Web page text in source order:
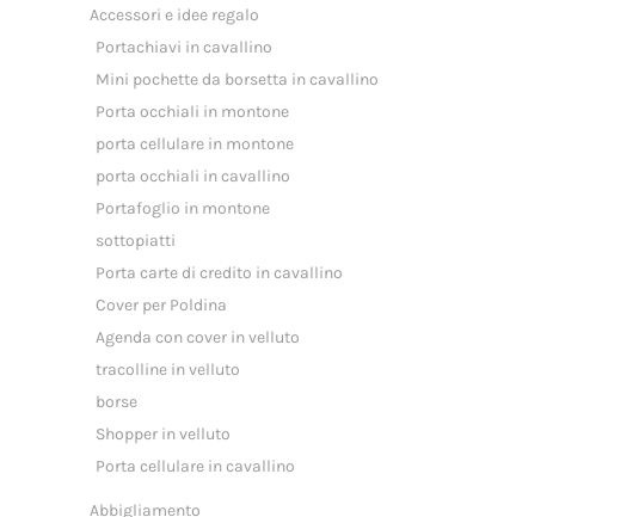
Accessori e idee regalo
Portachiavi in cavallino
Mini pochette da borsetta in cavallino
Porta occhiali in montone
porta cellulare in montone
porta occhiali in cavallino
Portafoglio in montone
sottopiatti
Porta carte di credito in cavallino
Cover per Poldina
Agenda con cover in velluto
tracolline in velluto
borse
Shopper in velluto
Porta cellulare in cavallino
Abbigliamento